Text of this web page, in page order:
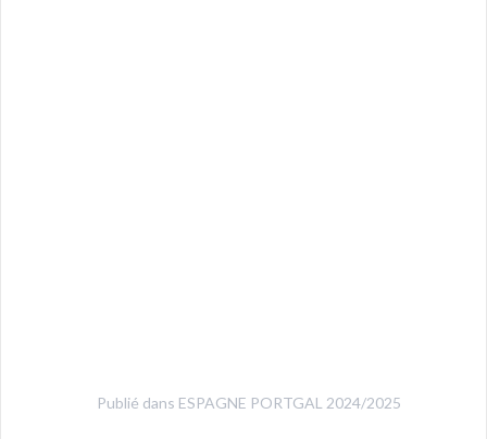
Publié dans ESPAGNE PORTGAL 2024/2025